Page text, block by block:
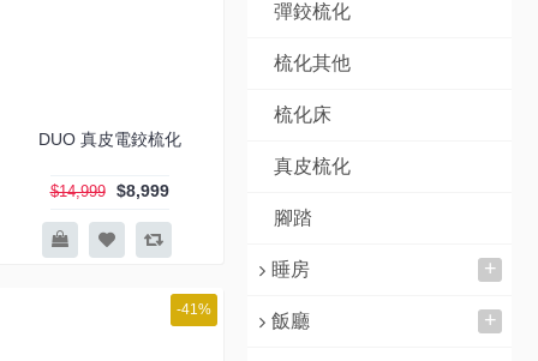
彈鉸梳化
梳化其他
梳化床
真皮梳化
腳踏
睡房 +
飯廳 +
DUO 真皮電鉸梳化
$14,999 $8,999
-41%